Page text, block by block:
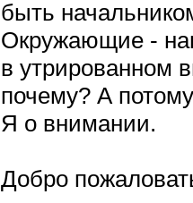
быть
Окружающие -
в утрированном
почему? А
Я о внимании.
Добро